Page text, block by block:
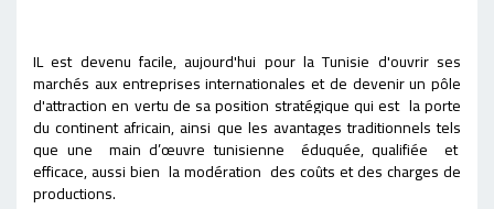
IL est devenu facile, aujourd'hui pour la Tunisie d'ouvrir ses
marchés aux entreprises internationales et de devenir un pôle
d'attraction en vertu de sa position stratégique qui est la porte
du continent africain, ainsi que les avantages traditionnels tels
que une main d’œuvre tunisienne éduquée, qualifiée et
efficace, aussi bien la modération des coûts et des charges de
productions.